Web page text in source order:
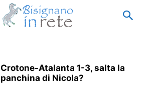
Crotone-Atalanta 1-3, salta la
panchina di Nicola?